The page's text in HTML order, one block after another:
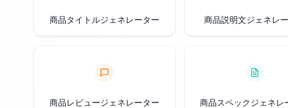
商品タイトルジェネレーター 商品説明文ジェネレ
商品レビュージェネレーター 商品スペックジェネレ